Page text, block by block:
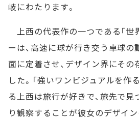
岐にわたります。
上西の代表作の一つである「世
ーは、高速に球が行き交う卓球
面に定着させ、デザイン界にそ
した。「強いワンビジュアルを作
る上西は旅行が好きで、旅先で見
り観察することが彼女のデザイ